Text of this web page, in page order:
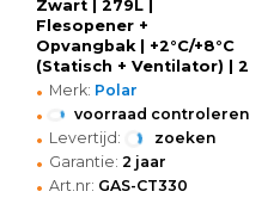
Zwart | 279L |
Flesopener +
Opvangbak | +2°C/+8°C
(Statisch + Ventilator) | 2
Schuifdeksels (Dicht) |
935x687x888(h)mm
• Merk: Polar
• voorraad controleren
• Levertijd: zoeken
• Garantie: 2 jaar
• Art.nr: GAS-CT330